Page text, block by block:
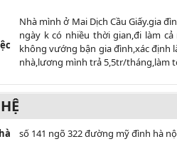
Nhà mình ở Mai Dịch Cầu Giấy.gia
ngày k có nhiều thời gian,đi làm
không vướng bận gia đình,xác định
nhà,lương mình trả 5,5tr/tháng,làm
số 141 ngõ 322 đường mỹ đình hà